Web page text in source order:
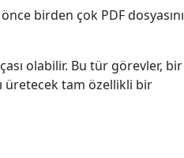
birden çok PDF dosyasını
olabilir. Bu tür görevler, bir
üretecek tam özellikli bir